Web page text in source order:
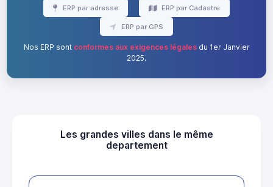
ERP par adresse ERP par Cadastre
ERP par GPS
Nos ERP sont conformes aux exigences légalesdu 1er Janvier
2025.
Les grandes villes dans le même
departement